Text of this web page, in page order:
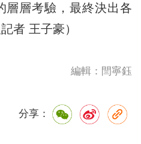
層層考驗，最終決出各
者 王子豪）
編輯：閆寧鈺
分享：